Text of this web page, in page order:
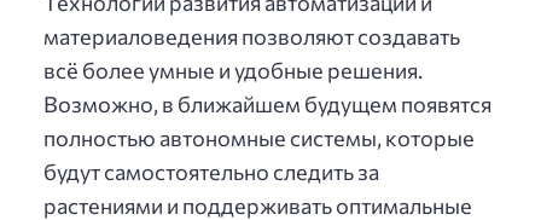
материаловедения позволяют создавать
всё более умные и удобные решения.
Возможно, в ближайшем будущем появятся
полностью автономные системы, которые
будут самостоятельно следить за
растениями и поддерживать оптимальные